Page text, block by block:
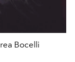
Bocelli